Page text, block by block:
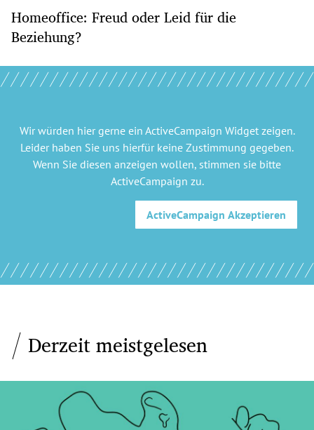
Homeoffice: Freud oder Leid für die
Beziehung?
Wir würden hier gerne ein ActiveCampaign Widgetzeigen.
Leider haben Sie uns hierfür keine Zustimmung gegeben.
Wenn Sie diesen anzeigen wollen, stimmen sie bitte
ActiveCampaign zu.
ActiveCampaign Akzeptieren
Derzeit meistgelesen